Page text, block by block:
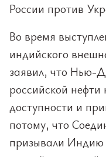
России против
Во время
индийского
заявил, что Нью-
российской нефти
доступности и
потому, что
призывали Индию